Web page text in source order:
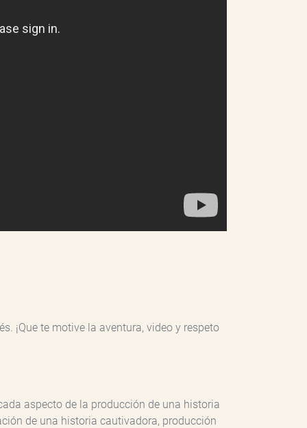
¡Que te motive la aventura, video y respeto
aspecto de la producción de una historia
de una historia cautivadora, producción